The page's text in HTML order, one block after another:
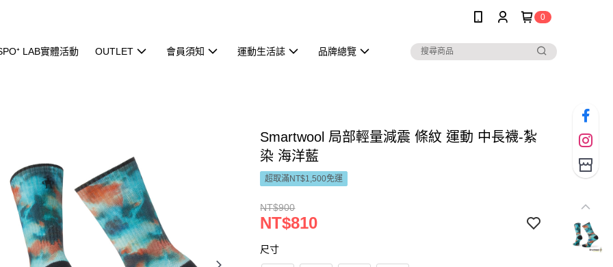
0
LAB實體活動 OUTLET 會員須知 運動生活誌 品牌總覽
Smartwool 局部輕量減震 條紋 運動 中長襪-紮
染 海洋藍
超取滿NT$1,500免運
NT$900
NT$810
尺寸